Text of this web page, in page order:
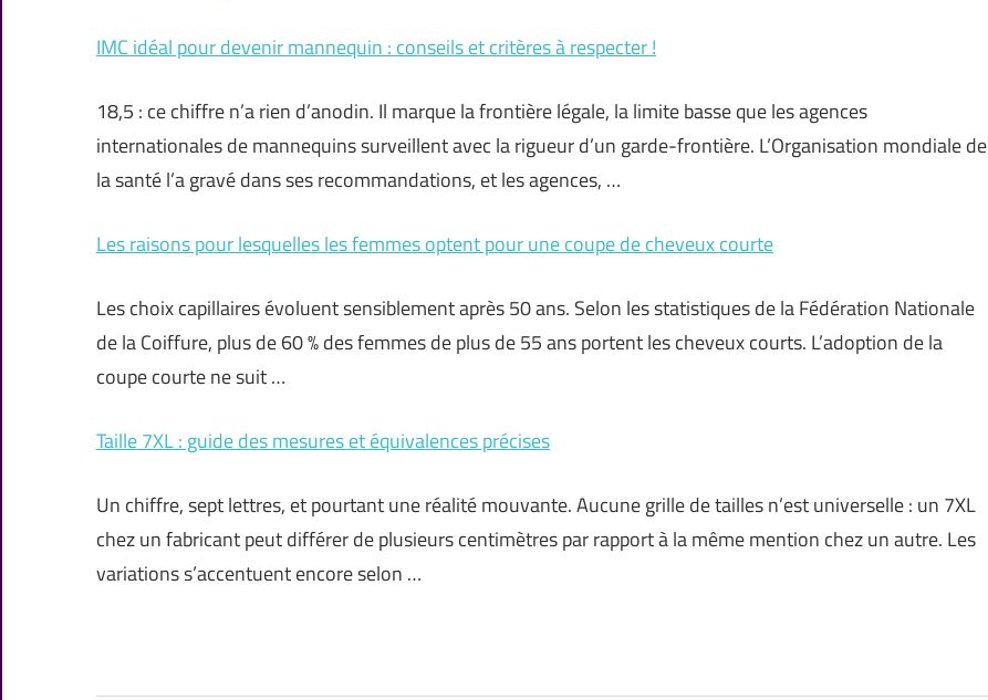
IMC idéal pour devenir mannequin : conseils et critères à respecter !
18,5 : ce chiffre n’a rien d’anodin. Il marque la frontière légale, la limite basse que les agences
internationales de mannequins surveillent avec la rigueur d’un garde-frontière. L’Organisation mondiale de
la santé l’a gravé dans ses recommandations, et les agences, …
Les raisons pour lesquelles les femmes optent pour une coupe de cheveux courte
Les choix capillaires évoluent sensiblement après 50 ans. Selon les statistiques de la Fédération Nationale
de la Coiffure, plus de 60 % des femmes de plus de 55 ans portent les cheveux courts. L’adoption de la
coupe courte ne suit …
Taille 7XL : guide des mesures et équivalences précises
Un chiffre, sept lettres, et pourtant une réalité mouvante. Aucune grille de tailles n’est universelle : un 7XL
chez un fabricant peut différer de plusieurs centimètres par rapport à la même mention chez un autre. Les
variations s’accentuent encore selon …